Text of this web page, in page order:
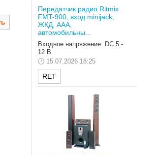
Передатчик радио Ritmix
FMT-900, вход minijack,
ЖКД, AAA,
автомобильны...
Входное напряжение: DC 5 -
12 В
15.07.2026 18:25
RET